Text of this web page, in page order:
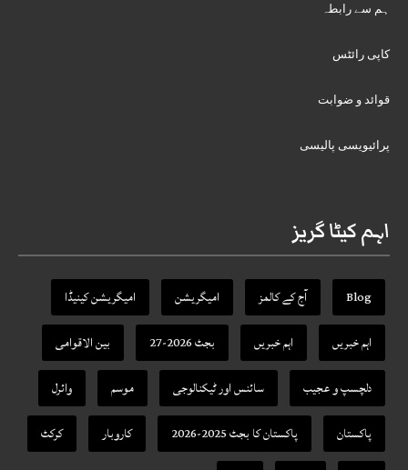
ہم سے رابطہ
کاپی رائٹس
قوائد و ضوابت
پرائیویسی پالیسی
اہم کیٹا گریز
Blog آج کے کالمز امیگریشن
امیگریشن کینیڈا
اہم خبریں
اہم خبریں بجٹ 2026-27
بین الاقوامی
دلچسپ و عجیب
سائنس اور ٹیکنالوجی موسم
وائرل
پاکستان
پاکستان کا بجٹ 2025-2026 کاروبار
کرکٹ